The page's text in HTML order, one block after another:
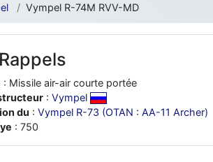
Vympel R-74M RVV-MD
: Missile air-air courte portée
: Vympel
du : Vympel R-73 (OTAN : AA-11 Archer)
: 750